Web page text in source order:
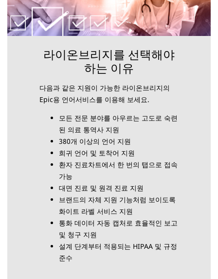
라이온브리지를 선택해야
하는 이유
다음과 같은 지원이 가능한 라이온브리지의
Epic용 언어서비스를 이용해 보세요.
모든 전문 분야를 아우르는 고도로 숙련
된 의료 통역사 지원
380개 이상의 언어 지원
희귀 언어 및 토착어 지원
환자 진료차트에서 한 번의 탭으로 접속
가능
대면 진료 및 원격 진료 지원
브랜드의 자체 지원 기능처럼 보이도록
화이트 라벨 서비스 지원
통화 데이터 자동 캡처로 효율적인 보고
및 청구 지원
설계 단계부터 적용되는 HIPAA 및 규정
준수